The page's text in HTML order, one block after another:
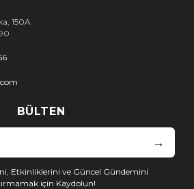
150A
BÜLTEN
→
Etkinliklerini ve Güncel Gündemini
için Kaydolun!